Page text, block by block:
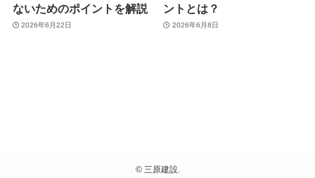
ないためのポイントを解説
2026年6月22日
ントとは？
2026年6月8日
©三原建設.